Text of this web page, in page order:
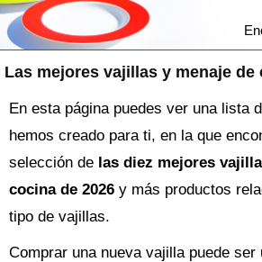
Las mejores vajillas y menaje de
En esta página puedes ver una lista
hemos creado para ti, en la que
selección de las diez mejores
cocina de 2026 y más productos
tipo de vajillas.
Comprar una nueva vajillapuede ser